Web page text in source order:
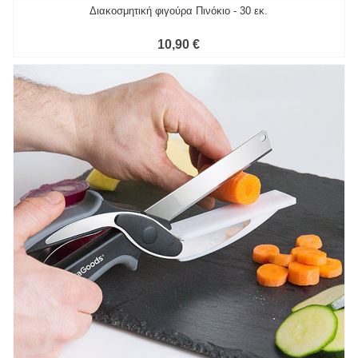
Διακοσμητική φιγούρα Πινόκιο - 30 εκ.
10,90 €